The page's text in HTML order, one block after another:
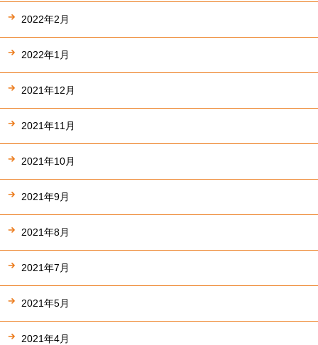
2022年2月
2022年1月
2021年12月
2021年11月
2021年10月
2021年9月
2021年8月
2021年7月
2021年5月
2021年4月